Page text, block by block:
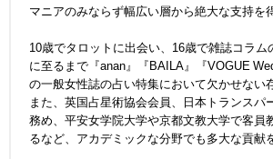
マニアのみならず幅広い層から絶大な支持を
10歳でタロットに出会い、16歳で雑誌コラム
に至るまで『anan』『BAILA』『VOGUE
の一般女性誌の占い特集において欠かせない
また、英国占星術協会会員、日本トランスパ
務め、平安女学院大学や京都文教大学で客員
るなど、アカデミックな分野でも多大な貢献